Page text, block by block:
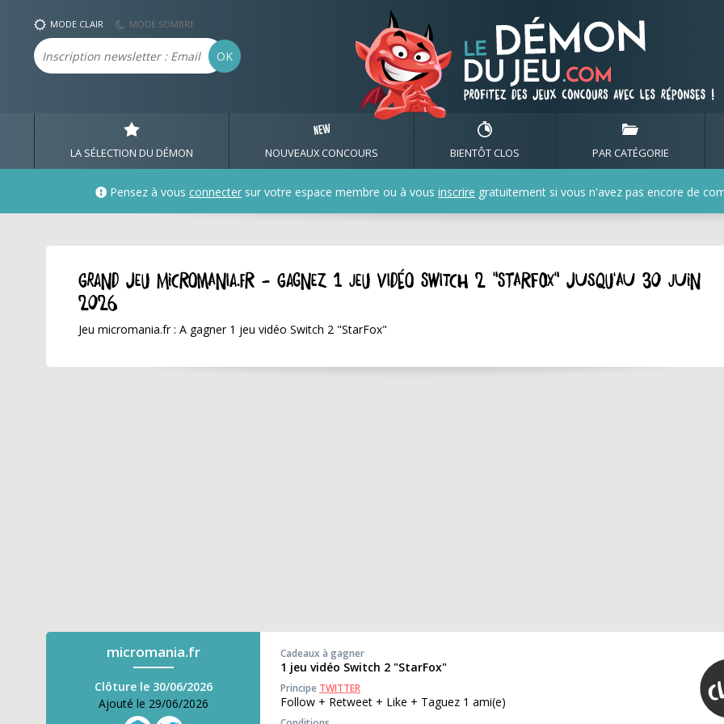
MODE CLAIR MODE SOMBRE
Email OK
LA SÉLECTION DU DÉMON NOUVEAUX CONCOURS BIENTÔT CLOS PAR CATÉGORIE
Pensez à vous connecter sur votre espace membre ou à vous inscrire gratuitement si vous n'avez pas encore de
GRAND JEU micromania.fr - Gagnez 1 jeu vidéo Switch 2 "StarFox" jusqu'au 30 juin
2026
Jeu micromania.fr : A gagner 1 jeu vidéo Switch 2 "StarFox"
micromania.fr
Clôture le 30/06/2026
Ajouté le 29/06/2026
Cadeaux à gagner
1 jeu vidéo Switch 2 "StarFox"
Principe TWITTER
Follow + Retweet + Like + Taguez 1 ami(e)